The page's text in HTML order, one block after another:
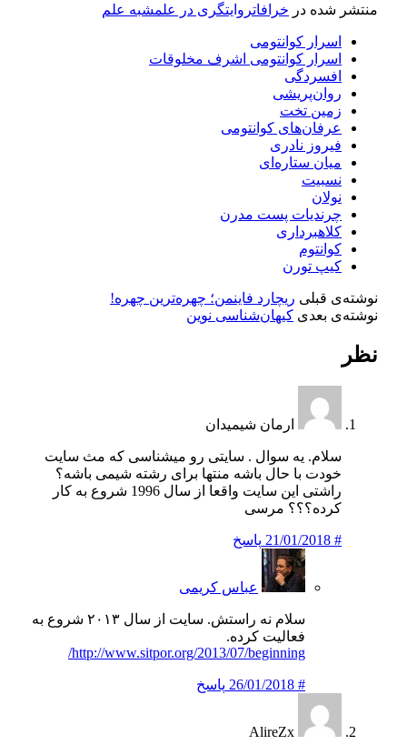
منتشر شده درخرافاتروایتگری در علمشبه علم
اسرار کوانتومی
اسرار کوانتومی اشرف مخلوقات
افسردگی
روان‌­پریشی
زمین تخت
عرفان­‌های کوانتومی
فیروز نادری
میان ستاره‌ای
نسبیت
نولان
چرندیات پست مدرن
کلاهبرداری
کوانتوم
کیپ تورن
نوشته‌ی قبلی ریچارد فاینمن؛ چهره‌ترین چهره!
نوشته‌ی بعدی کیهان‌شناسی نوین
نظر
ارمان شیمیدان
سلام. یه سوال . سایتی رو میشناسی که مث سایت
خودت با حال باشه منتها برای رشته شیمی باشه؟
راشتی این سایت واقعا از سال 1996 شروع به کار
کرده؟؟؟ مرسی
#
21/01/2018 پاسخ
عباس کریمی
سلام نه راستش. سایت از سال ۲۰۱۳ شروع به
فعالیت کرده.
http://www.sitpor.org/2013/07/beginning/
#
26/01/2018 پاسخ
AlireZx